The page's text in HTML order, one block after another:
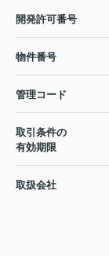
開発許可番号
物件番号
管理コード
取引条件の
有効期限
取扱会社